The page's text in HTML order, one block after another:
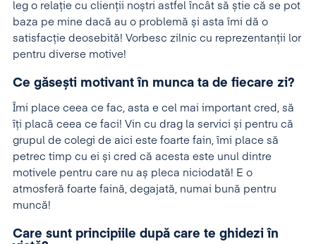
leg o relație cu clienții noștri astfel încât să știe că se pot
baza pe mine dacă au o problemă și asta îmi dă o
satisfacție deosebită! Vorbesc zilnic cu reprezentanții lor
pentru diverse motive!
Ce găsești motivant în munca ta de fiecare zi?
Îmi place ceea ce fac, asta e cel mai important cred, să
îți placă ceea ce faci! Vin cu drag la servici și pentru că
grupul de colegi de aici este foarte fain, îmi place să
petrec timp cu ei și cred că acesta este unul dintre
motivele pentru care nu aș pleca niciodată! E o
atmosferă foarte faină, degajată, numai bună pentru
muncă!
Care sunt principiile după care te ghidezi în